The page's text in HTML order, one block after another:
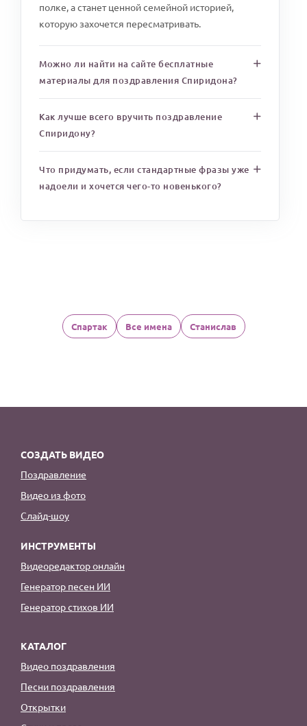
полке, а станет ценной семейной историей,
которую захочется пересматривать.
Можно ли найти на сайте бесплатные
материалы для поздравления Спиридона?
Как лучше всего вручить поздравление
Спиридону?
Что придумать, если стандартные фразы уже
надоели и хочется чего-то новенького?
Спартак Все имена Станислав
СОЗДАТЬ ВИДЕО
Поздравление
Видео из фото
Слайд-шоу
ИНСТРУМЕНТЫ
Видеоредактор онлайн
Генератор песен ИИ
Генератор стихов ИИ
КАТАЛОГ
Видео поздравления
Песни поздравления
Открытки